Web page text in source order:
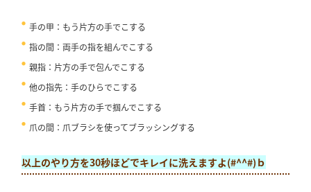
手の甲：もう片方の手でこする
指の間：両手の指を組んでこする
親指：片方の手で包んでこする
他の指先：手のひらでこする
手首：もう片方の手で掴んでこする
爪の間：爪ブラシを使ってブラッシングする
以上のやり方を30秒ほどでキレイに洗えますよ(#^^#)ｂ